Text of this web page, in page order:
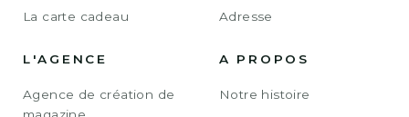
La carte cadeau
Adresse
L'AGENCE
Agence de création de
A PROPOS
Notre histoire